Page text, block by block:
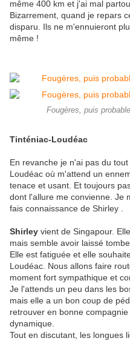
même 400 km et j'ai mal
Bizarrement, quand je repars
disparu. Ils ne m'ennuieront
même !
Fougères, puis
Tinténiac-Loudéac
En revanche je n'ai pas du
Loudéac où m'attend un
tenace et usant. Et toujours
dont l'allure me convienne. Je
fais connaissance de Shirley .
Shirley vient de Singapour.
mais semble avoir laissé
Elle est fatiguée et elle
Loudéac. Nous allons faire
moment fort sympathique et
Je l'attends un peu dans les
mais elle a un bon coup de
retrouver en bonne
dynamique.
Tout en discutant, les longues